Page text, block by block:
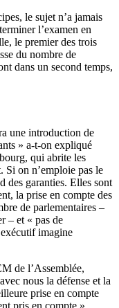
le sujet n’a jamais
l’examen en
le premier des trois
du nombre de
dans un second temps,
une introduction de
» a-t-on expliqué
qui abrite les
Si on n’emploie pas le
des garanties. Elles sont
la prise en compte des
de parlementaires –
– et « pas de
imagine
de l’Assemblée,
nous la défense et la
prise en compte